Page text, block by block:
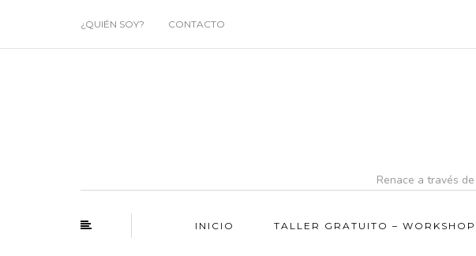
¿QUIÉN SOY? CONTACTO
Renace a través
INICIO TALLER GRATUITO – WORKSHOP